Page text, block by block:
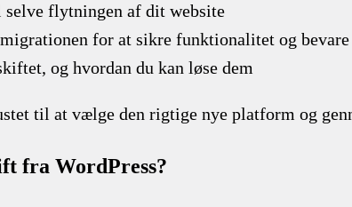
flytningen af dit website
for at sikre funktionalitet og bevare
og hvordan du kan løse dem
til at vælge den rigtige nye platform og
fra WordPress?